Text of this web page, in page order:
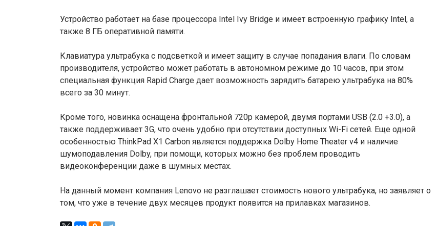
Устройство работает на базе процессора Intel Ivy Bridge и имеет встроенную графику Intel, а
также 8 ГБ оперативной памяти.
Клавиатура ультрабука с подсветкой и имеет защиту в случае попадания влаги. По словам
производителя, устройство может работать в автономном режиме до 10 часов, при этом
специальная функция Rapid Charge дает возможность зарядить батарею ультрабука на 80%
всего за 30 минут.
Кроме того, новинка оснащена фронтальной 720р камерой, двумя портами USB (2.0 +3.0), а
также поддерживает 3G, что очень удобно при отсутствии доступных Wi-Fi сетей. Еще одной
особенностью ThinkPad X1 Carbon является поддержка Dolby Home Theater v4 и наличие
шумоподавления Dolby, при помощи, которых можно без проблем проводить
видеоконференции даже в шумных местах.
На данный момент компания Lenovo не разглашает стоимость нового ультрабука, но заявляет о
том, что уже в течение двух месяцев продукт появится на прилавках магазинов.